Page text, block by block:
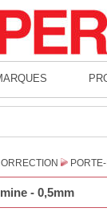
- 0,5mm